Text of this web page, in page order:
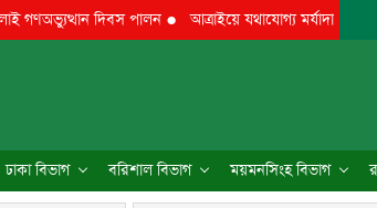
দিবস পালন●আত্রাইয়ে যথাযোগ্য মর্যাদায় ‘জুলাই
ঢাকা বিভাগ বরিশাল বিভাগ ময়মনসিংহ বিভাগ